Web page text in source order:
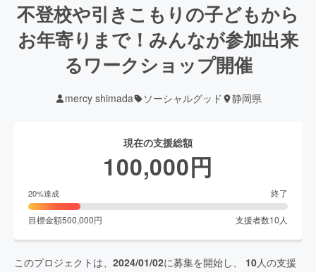
不登校や引きこもりの子どもから
お年寄りまで！みんなが参加出来
るワークショップ開催
mercy shimada ソーシャルグッド 静岡県
現在の支援総額
100,000円
20%達成 終了
目標金額500,000円 支援者数10 人
このプロジェクトは、 2024/01/02に募集を開始し、 10人の支援